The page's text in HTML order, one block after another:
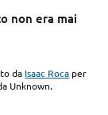
non era mai
da Isaac Roca per
Unknown.